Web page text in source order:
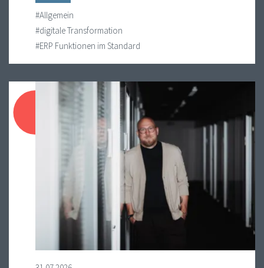
#Allgemein
#digitale Transformation
#ERP Funktionen im Standard